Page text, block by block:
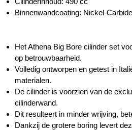
Binnenwandcoating: Nickel-Carbide
Het Athena Big Bore cilinder set
op betrouwbaarheid.
Volledig ontworpen en getest in
materialen.
De cilinder is voorzien van de
cilinderwand.
Dit resulteert in minder wrijving,
Dankzij de grotere boring levert